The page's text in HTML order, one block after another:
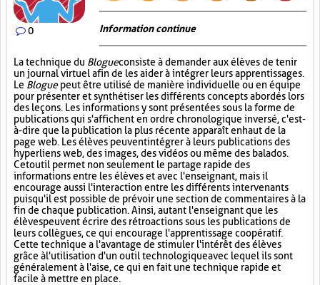
0 Information continue
La technique du Blogueconsiste à demander aux élèves de tenir
un journal virtuel afin de les aider à intégrer leurs apprentissages.
Le Bloguepeut être utilisé de manière individuelle ou en équipe
pour présenter et synthétiser les différents concepts abordés lors
des leçons. Les informations y sont présentées sous la forme de
publications qui s'affichent en ordre chronologique inversé, c'est-
à-dire que la publication la plus récente apparaît en haut de la
page web. Les élèves peuvent intégrer à leurs publications des
hyperliens web, des images, des vidéos ou même des balados.
Cet outil permet non seulement le partage rapide des
informations entre les élèves et avec l'enseignant, mais il
encourage aussi l'interaction entre les différents intervenants
puisqu'il est possible de prévoir une section de commentaires à la
fin de chaque publication. Ainsi, autant l'enseignant que les
élèves peuvent écrire des rétroactions sous les publications de
leurs collègues, ce qui encourage l'apprentissage coopératif.
Cette technique a l'avantage de stimuler l'intérêt des élèves
grâce à l'utilisation d'un outil technologique avec lequel ils sont
généralement à l'aise, ce qui en fait une technique rapide et
facile à mettre en place.